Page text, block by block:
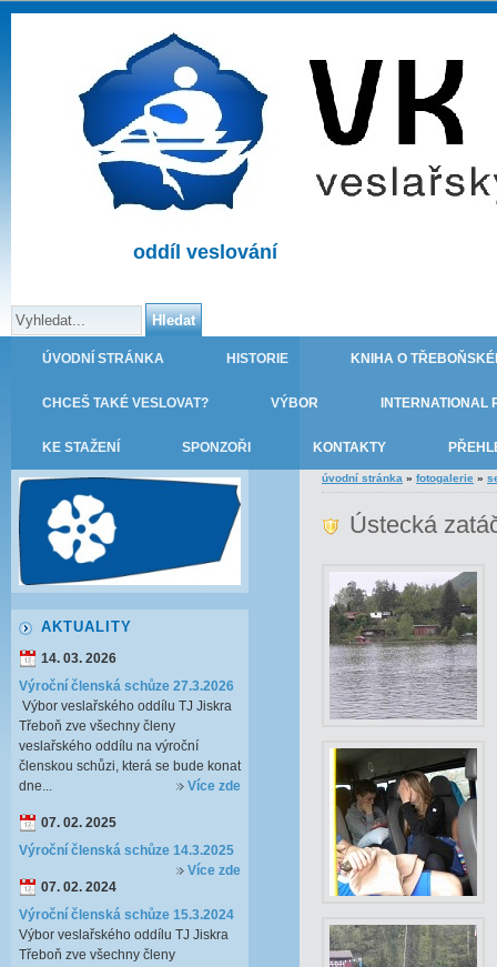
oddíl veslování
ÚVODNÍ STRÁNKA HISTORIE KNIHA O
CHCEŠ TAKÉ VESLOVAT? VÝBOR INTERNATIONAL
KE STAŽENÍ SPONZOŘI KONTAKTY
úvodní stránka » fotogalerie »
Ústecká
AKTUALITY
14. 03. 2026
Výroční členská schůze 27.3.2026
Výbor veslařského oddílu TJ Jiskra
Třeboň zve všechny členy
veslařského oddílu na výroční
členskou schůzi, která se bude konat
dne...
Více zde
07. 02. 2025
Výroční členská schůze 14.3.2025
Více zde
07. 02. 2024
Výroční členská schůze 15.3.2024
Výbor veslařského oddílu TJ Jiskra
Třeboň zve všechny členy